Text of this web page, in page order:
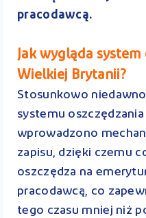
pracodawcą.
Jak wygląda system
Wielkiej Brytanii?
Stosunkowo
systemu
wprowadzono
zapisu, dzięki czemu
oszczędza na
pracodawcą, co
tego czasu mniej niż